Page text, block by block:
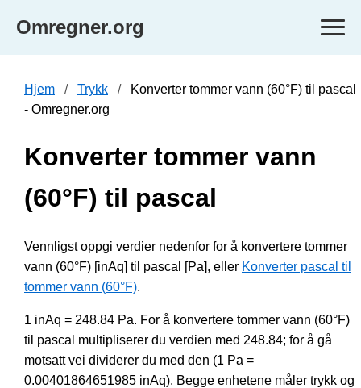
Omregner.org
Hjem Trykk
Konverter tommer vann (60°F) til pascal
- Omregner.org
Konverter tommer vann
(60°F) til pascal
Vennligst oppgi verdier nedenfor for å konvertere tommer
vann (60°F) [inAq] til pascal [Pa], eller Konverter pascal til
tommer vann (60°F).
1 inAq = 248.84 Pa. For å konvertere tommer vann (60°F)
til pascal multipliserer du verdien med 248.84; for å gå
motsatt vei dividerer du med den (1 Pa =
0.00401864651985 inAq). Begge enhetene måler trykk og